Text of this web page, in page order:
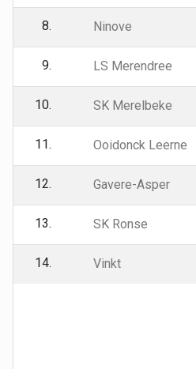
8. Ninove
9. LS Merendree
10. SK Merelbeke
11. Ooidonck Leerne
12. Gavere-Asper
13. SK Ronse
14. Vinkt